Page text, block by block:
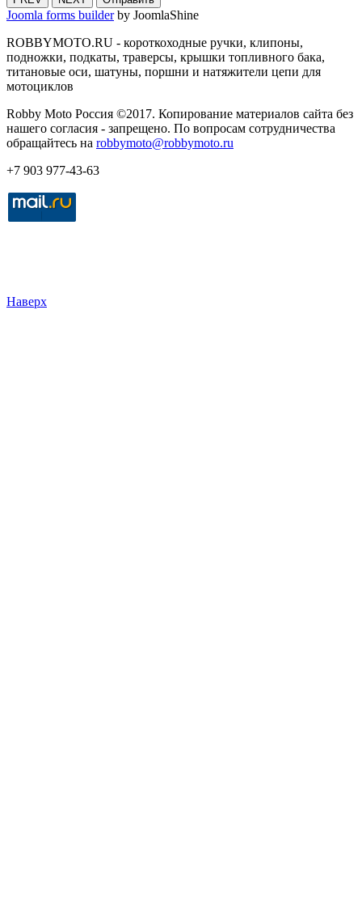
Joomla forms builderby JoomlaShine
ROBBYMOTO.RU - короткоходные ручки, клипоны,
подножки, подкаты, траверсы, крышки топливного бака,
титановые оси, шатуны, поршни и натяжители цепи для
мотоциклов
Robby Moto Россия ©2017. Копирование материалов сайта без
нашего согласия - запрещено. По вопросам сотрудничества
обращайтесь на robbymoto@robbymoto.ru
+7 903 977-43-63
Наверх